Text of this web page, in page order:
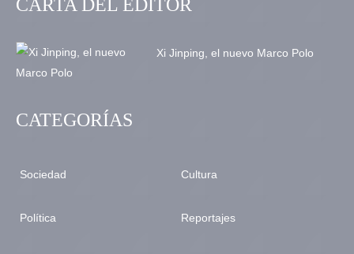
CARTA DEL EDITOR
Xi Jinping, el nuevo Marco Polo
CATEGORÍAS
Sociedad
Política
Cultura
Reportajes